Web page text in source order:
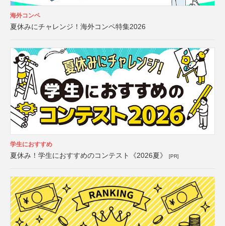
海外コンペ
夏休みにチャレンジ！海外コンペ特集2026
学生におすすめ
夏休み！学生におすすめのコンテスト《2026夏》 [PR]